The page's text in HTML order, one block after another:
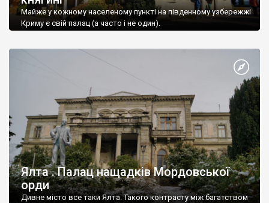
Майже у кожному населеному пункті на південному узбережжі
Криму є свій палац (а часто і не один).
Ялта . Палац нащадків Мордовської
орди
Дивне місто все таки Ялта. Такого контрасту між багатством